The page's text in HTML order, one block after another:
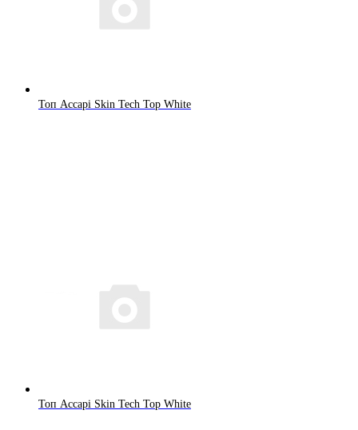
Топ Accapi Skin Tech Top White
Топ Accapi Skin Tech Top White